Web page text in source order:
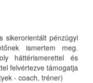
sikerorientált pénzügyi
ismertem meg.
háttérismerettel és
felvértezve támogatja
- coach, tréner)